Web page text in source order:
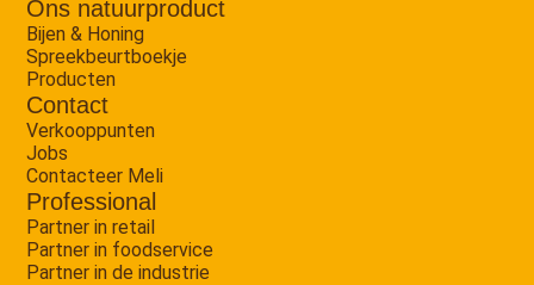
Ons natuurproduct
Bijen & Honing
Spreekbeurtboekje
Producten
Contact
Verkooppunten
Jobs
Contacteer Meli
Professional
Partner in retail
Partner in foodservice
Partner in de industrie